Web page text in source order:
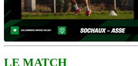
LE MATCH